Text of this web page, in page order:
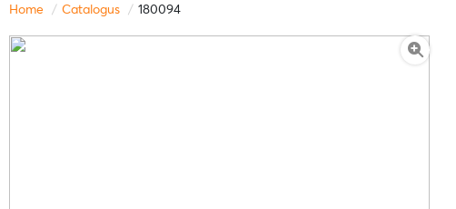
Home Catalogus 180094